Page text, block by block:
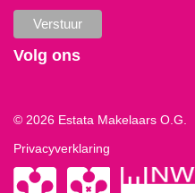
Volg ons
© 2026 Estata Makelaars O.G.
Privacyverklaring